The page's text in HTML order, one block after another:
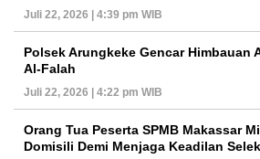
Juli 22, 2026 | 4:39 pm WIB
Polsek Arungkeke Gencar Himbauan
Al-Falah
Juli 22, 2026 | 4:22 pm WIB
Orang Tua Peserta SPMB Makassar
Domisili Demi Menjaga Keadilan